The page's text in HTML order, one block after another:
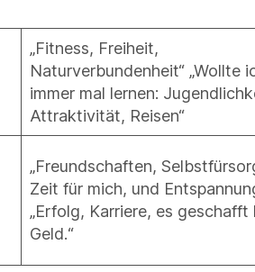
„Fitness, Freiheit,
Naturverbundenheit“ „Wollte
immer mal lernen:
Attraktivität, Reisen“
„Freundschaften,
Zeit für mich, und
„Erfolg, Karriere, es geschafft
Geld.“